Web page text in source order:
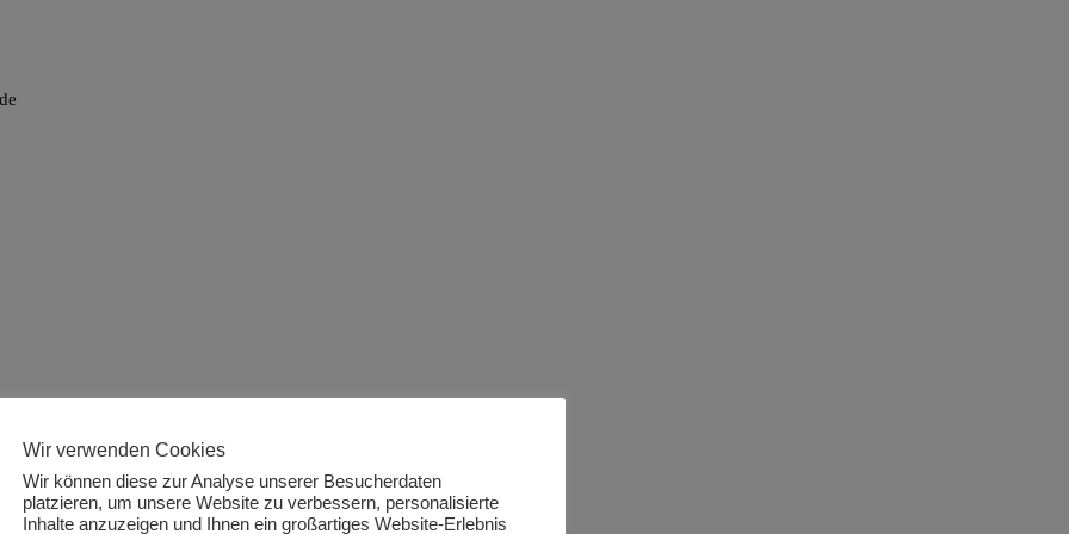
Wir verwenden Cookies
Wir können diese zur Analyse unserer Besucherdaten
platzieren, um unsere Website zu verbessern, personalisierte
Inhalte anzuzeigen und Ihnen ein großartiges Website-Erlebnis